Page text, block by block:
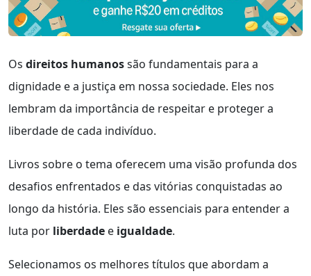
Os direitos humanossão fundamentais para a
dignidade e a justiça em nossa sociedade. Eles nos
lembram da importância de respeitar e proteger a
liberdade de cada indivíduo.
Livros sobre o tema oferecem uma visão profunda dos
desafios enfrentados e das vitórias conquistadas ao
longo da história. Eles são essenciais para entender a
luta por liberdade e igualdade.
Selecionamos os melhores títulos que abordam a